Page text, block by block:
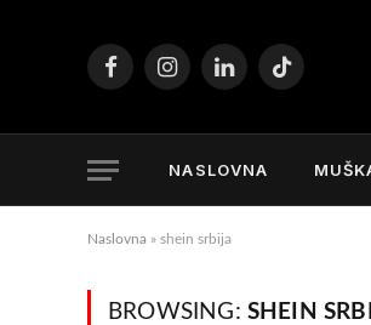
FacebookInstagramLinkedInTikTok
NASLOVNA
Naslovna » shein srbija
BROWSING: SHEIN